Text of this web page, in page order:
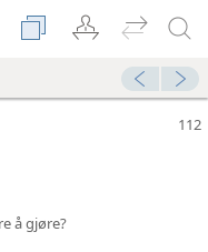
å gjøre?